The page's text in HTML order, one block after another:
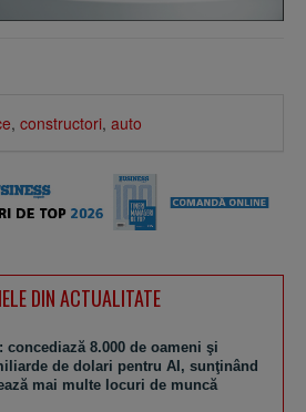
, constructori, auto
DIN ACTUALITATE
8.000 de oameni şi
de dolari pentru AI, sunţinând
mai multe locuri de muncă